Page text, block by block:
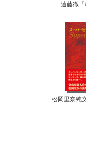
遠藤徹
松岡里奈純